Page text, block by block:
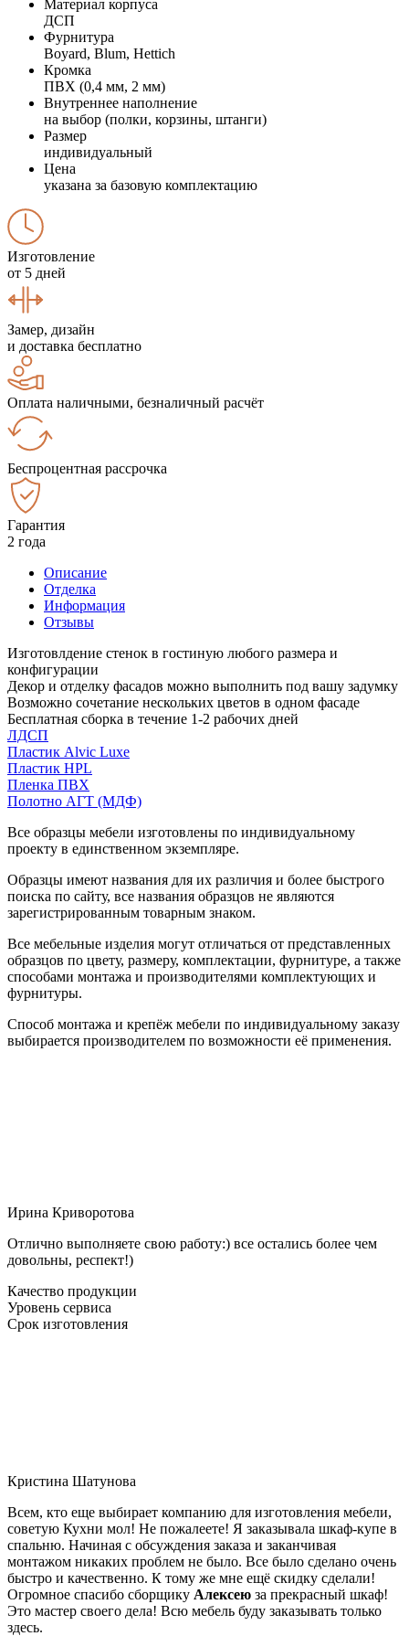
Материал корпуса
ДСП
Фурнитура
Boyard, Blum, Hettich
Кромка
ПВХ (0,4 мм, 2 мм)
Внутреннее наполнение
на выбор (полки, корзины, штанги)
Размер
индивидуальный
Цена
указана за базовую комплектацию
Изготовление
от 5 дней
Замер, дизайн
и доставка бесплатно
Оплата наличными, безналичный расчёт
Беспроцентная рассрочка
Гарантия
2 года
Описание
Отделка
Информация
Отзывы
Изготовлдение стенок в гостиную любого размера и
конфигурации
Декор и отделку фасадов можно выполнить под вашу задумку
Возможно сочетание нескольких цветов в одном фасаде
Бесплатная сборка в течение 1-2 рабочих дней
ЛДСП
Пластик Alvic Luxe
Пластик HPL
Пленка ПВХ
Полотно АГТ (МДФ)
Все образцы мебели изготовлены по индивидуальному
проекту в единственном экземпляре.
Образцы имеют названия для их различия и более быстрого
поиска по сайту, все названия образцов не являются
зарегистрированным товарным знаком.
Все мебельные изделия могут отличаться от представленных
образцов по цвету, размеру, комплектации, фурнитуре, а также
способами монтажа и производителями комплектующих и
фурнитуры.
Способ монтажа и крепёж мебели по индивидуальному заказу
выбирается производителем по возможности её применения.
Ирина Криворотова
Отлично выполняете свою работу:) все остались более чем
довольны, респект!)
Качество продукции
Уровень сервиса
Срок изготовления
Кристина Шатунова
Всем, кто еще выбирает компанию для изготовления мебели,
советую Кухни мол! Не пожалеете! Я заказывала шкаф-купе в
спальню. Начиная с обсуждения заказа и заканчивая
монтажом никаких проблем не было. Все было сделано очень
быстро и качественно. К тому же мне ещё скидку сделали!
Огромное спасибо сборщику Алексею за прекрасный шкаф!
Это мастер своего дела! Всю мебель буду заказывать только
здесь.